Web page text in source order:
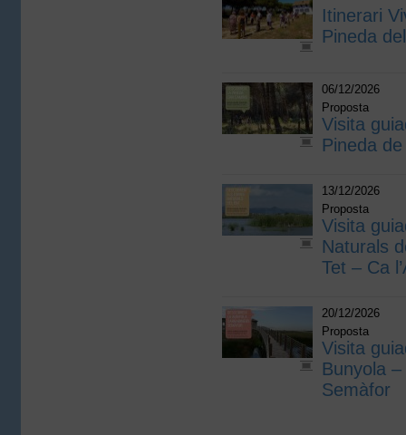
Itinerari
Pineda
06/12/2026
Proposta
Visita
Pineda
13/12/2026
Proposta
Visita
Naturals
Tet – Ca
20/12/2026
Proposta
Visita
Bunyola
Semàfor